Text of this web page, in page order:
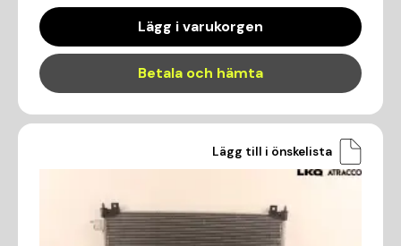
Lägg i varukorgen
Betala och hämta
Lägg till i önskelista